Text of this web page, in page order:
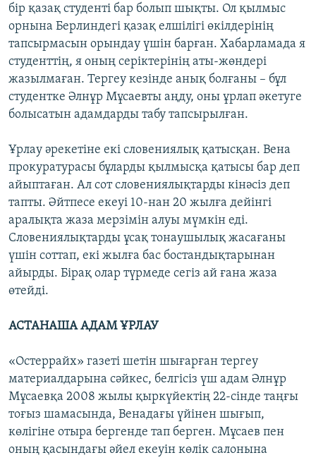
бір қазақ студенті бар болып шықты. Ол қылмыс
орнына Берлиндегі қазақ елшілігі өкілдерінің
тапсырмасын орындау үшін барған. Хабарламада я
студенттің, я оның серіктерінің аты-жөндері
жазылмаған. Тергеу кезінде анық болғаны – бұл
студентке Әлнұр Мұсаевты аңду, оны ұрлап әкетуге
болысатын адамдарды табу тапсырылған.
Ұрлау әрекетіне екі словениялық қатысқан. Вена
прокуратурасы бұларды қылмысқа қатысы бар деп
айыптаған. Ал сот словениялықтарды кінәсіз деп
тапты. Әйтпесе екеуі 10-нан 20 жылға дейінгі
аралықта жаза мерзімін алуы мүмкін еді.
Словениялықтарды ұсақ тонаушылық жасағаны
үшін соттап, екі жылға бас бостандықтарынан
айырды. Бірақ олар түрмеде сегіз ай ғана жаза
өтейді.
АСТАНАША АДАМ ҰРЛАУ
«Остеррайх» газеті шетін шығарған тергеу
материалдарына сәйкес, белгісіз үш адам Әлнұр
Мұсаевқа 2008 жылы қыркүйектің 22-сінде таңғы
тоғыз шамасында, Венадағы үйінен шығып,
көлігіне отыра бергенде тап берген. Мұсаев пен
оның қасындағы әйел екеуін көлік салонына